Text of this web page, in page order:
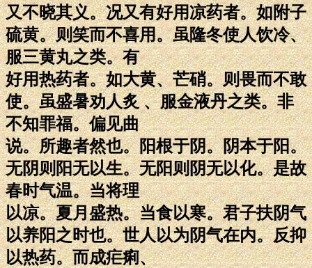
又不晓其义。况又有好用凉药者。如附子
硫黄。则笑而不喜用。虽隆冬使人饮冷、
服三黄丸之类。有
好用热药者。如大黄、芒硝。则畏而不敢
使。虽盛暑劝人炙 、服金液丹之类。非
不知罪福。偏见曲
说。所趣者然也。阳根于阴。阴本于阳。
无阴则阳无以生。无阳则阴无以化。是故
春时气温。当将理
以凉。夏月盛热。当食以寒。君子扶阴气
以养阳之时也。世人以为阴气在内。反抑
以热药。而成疟痢、